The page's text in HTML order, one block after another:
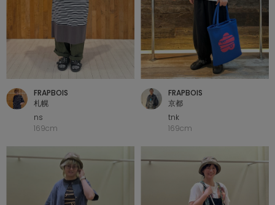
FRAPBOIS
札幌
ns
169cm
FRAPBOIS
京都
tnk
169cm